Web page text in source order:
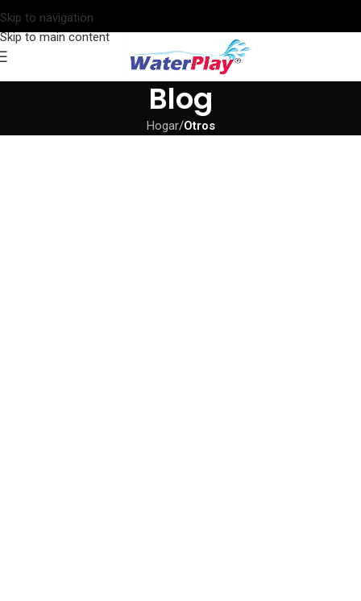
Skip to navigation
Skip to main content
Blog
Hogar/Otros